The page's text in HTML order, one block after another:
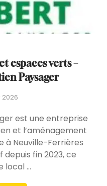
espaces verts –
Paysager
2026
est une entreprise
et l’aménagement
à Neuville-Ferrières
fin 2023, ce
local ...